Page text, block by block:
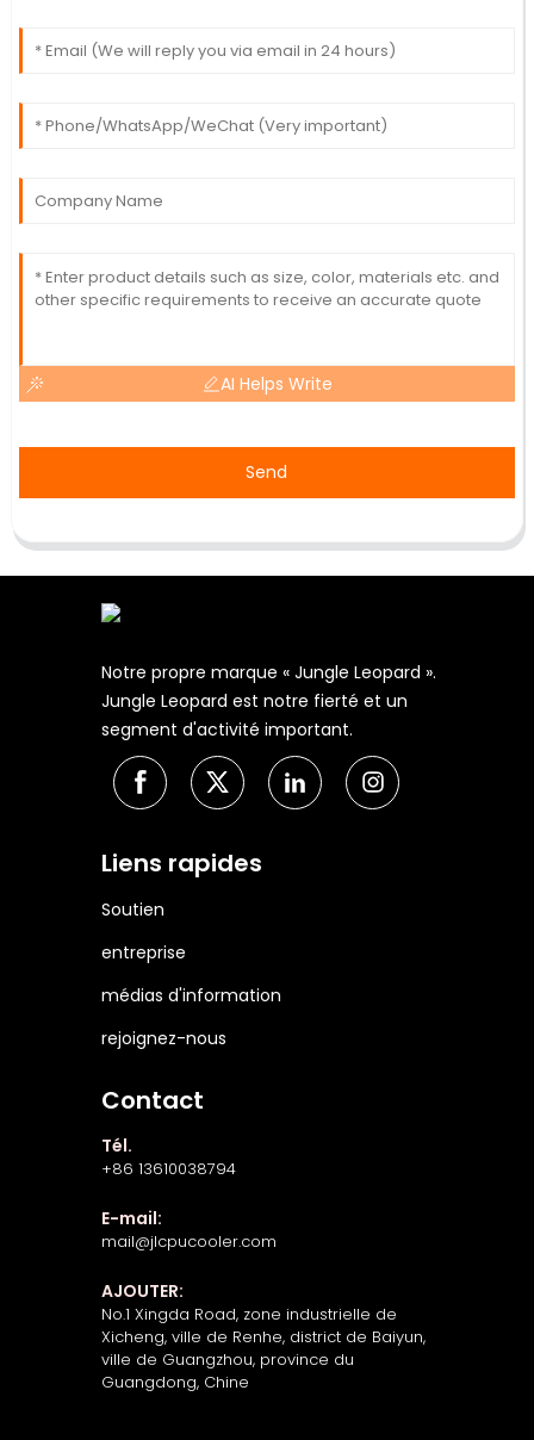
AI Helps Write
Send
Notre propre marque « Jungle Leopard ».
Jungle Leopard est notre fierté et un
segment d'activité important.
Liens rapides
Soutien
entreprise
médias d'information
rejoignez-nous
Contact
Tél.
+86 13610038794
E-mail:
mail@jlcpucooler.com
AJOUTER:
No.1 Xingda Road, zone industrielle de
Xicheng, ville de Renhe, district de Baiyun,
ville de Guangzhou, province du
Guangdong, Chine